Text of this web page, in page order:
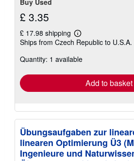
Buy Used
£ 3.35
£ 17.98 shipping
Learn
more
shipping
Ships from Czech Republic to U.S.A.
Quantity: 1 available
Add to basket
Übungsaufgaben zur
linearen Optimierung Ü3
Ingenieure und